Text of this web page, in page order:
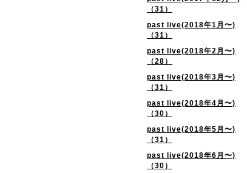
（31）
past live(2018年1月〜)
（31）
past live(2018年2月〜)
（28）
past live(2018年3月〜)
（31）
past live(2018年4月〜)
（30）
past live(2018年5月〜)
（31）
past live(2018年6月〜)
（30）